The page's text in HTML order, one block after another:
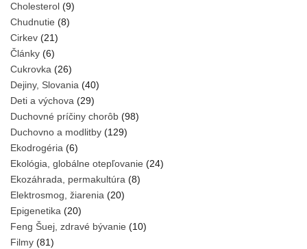
Cholesterol (9)
Chudnutie (8)
Cirkev (21)
Články (6)
Cukrovka (26)
Dejiny, Slovania (40)
Deti a výchova (29)
Duchovné príčiny chorôb (98)
Duchovno a modlitby (129)
Ekodrogéria (6)
Ekológia, globálne otepľovanie (24)
Ekozáhrada, permakultúra (8)
Elektrosmog, žiarenia (20)
Epigenetika (20)
Feng Šuej, zdravé bývanie (10)
Filmy (81)